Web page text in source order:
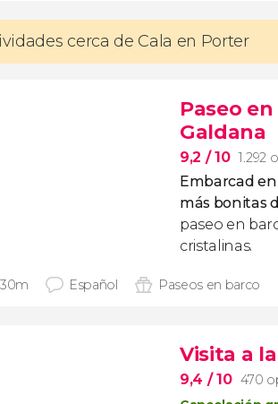
cerca de Cala en Porter
Paseo
Galdana
9,2 / 10 1.292
Embarcad
más bonitas
paseo en
cristalinas.
Español Paseos en barco
Visita a
9,4 / 10 470